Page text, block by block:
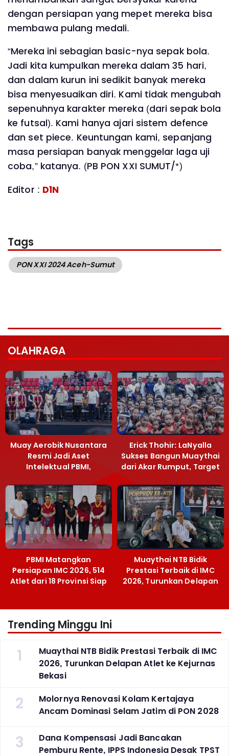
dengan persiapan yang mepet mereka bisa
membawa pulang medali.
“Mereka ini sebagian basic-nya sepak bola.
Jadi kita kumpulkan mereka dalam 35 hari,
dan dalam kurun ini sedikit banyak mereka
bisa menyesuaikan diri. Kami tidak mengubah
sepenuhnya karakter mereka (dari sepak bola
ke futsal). Kami hanya ajari sistem defence
dan set piece. Keuntungan kami, sepanjang
masa persiapan banyak menggelar laga uji
coba,” katanya. (PB PON XXI SUMUT/*)
Editor : D1N
Tags
PON XXI 2024 Aceh-Sumut
OLAHRAGA
Muay Aerobik Nusantara
Resmi Jadi Aset
Intelektual PBMI,
Terobosan Bangun
Grassroots
Erick Thohir: LaNyalla
Sukses Bangun Muaythai
dari Akar Rumput, Target
PBMI Matangkan
Persiapan IMC 2026, 514
Atlet dari 18 Provinsi Siap
Berlaga Besok di Bekasi
Muaythai NTB Bidik
Prestasi Terbaik di IMC
2026, Turunkan Delapan
Atlet ke Kejurnas Bekasi
Trending Minggu Ini
1
Muaythai NTB Bidik Prestasi Terbaik di IMC
2026, Turunkan Delapan Atlet ke Kejurnas
Bekasi
2
Molornya Renovasi Kolam Kertajaya
Ancam Dominasi Selam Jatim di PON 2028
3
Dana Kompensasi Jadi Bancakan
Pemburu Rente, IPPS Indonesia Desak TPST